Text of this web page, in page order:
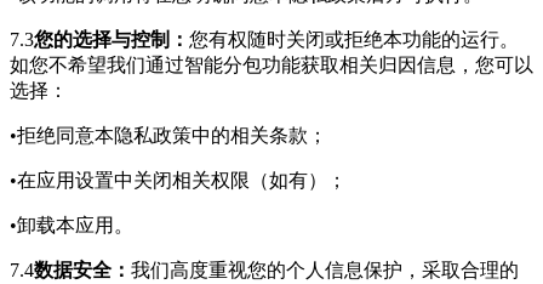
7.3您的选择与控制： 您有权随时关闭或拒绝本功能的运行。
如您不希望我们通过智能分包功能获取相关归因信息，您可以
选择：
•拒绝同意本隐私政策中的相关条款；
•在应用设置中关闭相关权限（如有）；
•卸载本应用。
7.4数据安全： 我们高度重视您的个人信息保护，采取合理的